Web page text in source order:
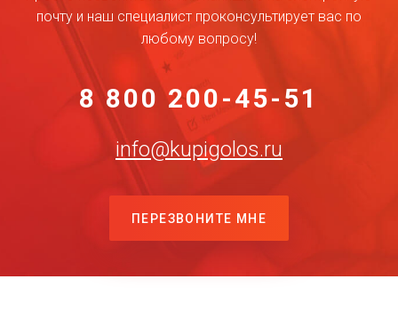
почту и наш специалист проконсультирует вас по
любому вопросу!
8 800 200-45-51
info@kupigolos.ru
ПЕРЕЗВОНИТЕ МНЕ